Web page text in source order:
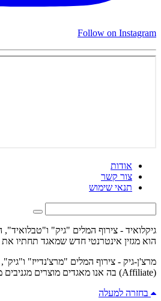
Follow on Instagram
אודות
צור קשר
תנאי שימוש
גיקלואיד - צירוף המלים "גיק" ו"טבלואיד",
הוא מגזין אינטרנטי חדש שמאגד תחתיו את
מרצ'ן-גיק - צירוף המלים "מרצ'נדייז"
(Affiliate) בה אנו מאגדים מוצרים מגניבים מרחבי הרשת.
בחזרה למעלה